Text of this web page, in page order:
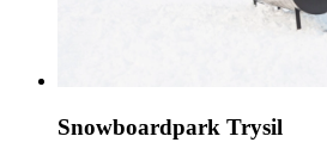
Snowboardpark Trysil